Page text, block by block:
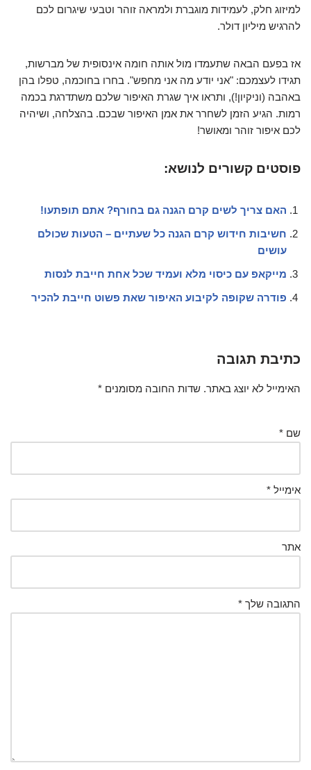
למיזוג חלק, לעמידות מוגברת ולמראה זוהר וטבעי שיגרום לכם
להרגיש מיליון דולר.
אז בפעם הבאה שתעמדו מול אותה חומה אינסופית של מברשות,
תגידו לעצמכם: "אני יודע מה אני מחפש". בחרו בחוכמה, טפלו בהן
באהבה (וניקיון!), ותראו איך שגרת האיפור שלכם משתדרגת בכמה
רמות. הגיע הזמן לשחרר את אמן האיפור שבכם. בהצלחה, ושיהיה
לכם איפור זוהר ומאושר!
פוסטים קשורים לנושא:
האם צריך לשים קרם הגנה גם בחורף? אתם תופתעו!
חשיבות חידוש קרם הגנה כל שעתיים – הטעות שכולם
עושים
מייקאפ עם כיסוי מלא ועמיד שכל אחת חייבת לנסות
פודרה שקופה לקיבוע האיפור שאת פשוט חייבת להכיר
כתיבת תגובה
האימייל לא יוצג באתר. שדות החובה מסומנים *
שם *
אימייל *
אתר
התגובה שלך *